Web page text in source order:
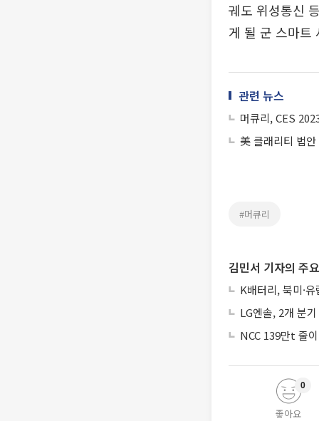
궤도 위성통신
게 될 군 스마트
관련 뉴스
머큐리, CES
美 클래리티 법
#머큐리
김민서 기자의 주
K배터리, 북미·
LG엔솔, 2개 분
NCC 139만t 줄
좋아요
0